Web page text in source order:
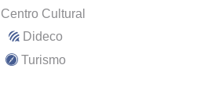
Centro Cultural
Dideco
Turismo